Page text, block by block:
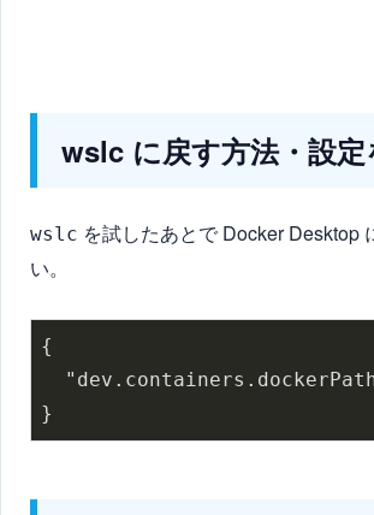
wslc に戻す方法・設
wslc を試したあとで Docker Desktop
い。
{